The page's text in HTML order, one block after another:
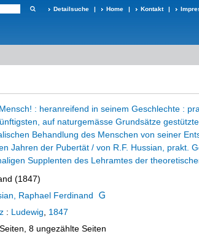
Detailsuche | Home | Kontakt |
: heranreifend in seinem Geschlechte :
auf naturgemässe Grundsätze
Behandlung des Menschen von seiner
Jahren der Pubertät / von R.F. Hussian, prakt.
Supplenten des Lehramtes der
(1847)
Raphael Ferdinand
: Ludewig
1847
8 ungezählte Seiten